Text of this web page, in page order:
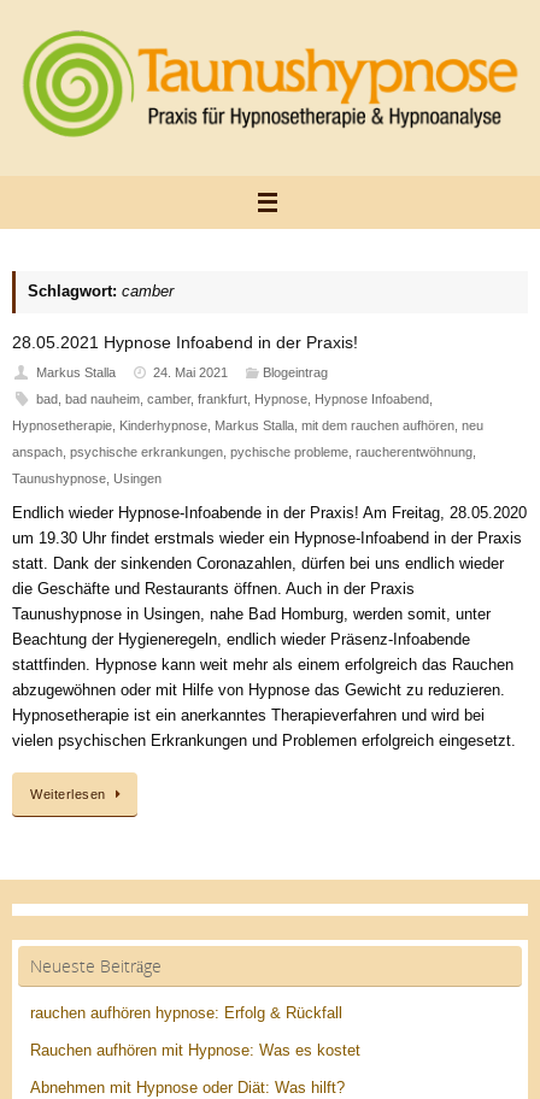
springen
Schlagwort: camber
28.05.2021 Hypnose Infoabend in der Praxis!
Markus Stalla 24. Mai 2021
Blogeintrag
bad, bad nauheim, camber, frankfurt, Hypnose, Hypnose Infoabend,
Hypnosetherapie Kinderhypnose Markus Stalla mit dem rauchen aufhören neu
anspach psychische erkrankungen pychische probleme raucherentwöhnung
Taunushypnose Usingen
Endlich wieder Hypnose-Infoabende in der Praxis! Am Freitag, 28.05.2020
um 19.30 Uhr findet erstmals wieder ein Hypnose-Infoabend in der Praxis
statt. Dank der sinkenden Coronazahlen, dürfen bei uns endlich wieder
die Geschäfte und Restaurants öffnen. Auch in der Praxis
Taunushypnose in Usingen, nahe Bad Homburg, werden somit, unter
Beachtung der Hygieneregeln, endlich wieder Präsenz-Infoabende
stattfinden. Hypnose kann weit mehr als einem erfolgreich das Rauchen
abzugewöhnen oder mit Hilfe von Hypnose das Gewicht zu reduzieren.
Hypnosetherapie ist ein anerkanntes Therapieverfahren und wird bei
vielen psychischen Erkrankungen und Problemen erfolgreich eingesetzt.
Weiterlesen
Neueste Beiträge
rauchen aufhören hypnose: Erfolg & Rückfall
Rauchen aufhören mit Hypnose: Was es kostet
Abnehmen mit Hypnose oder Diät: Was hilft?